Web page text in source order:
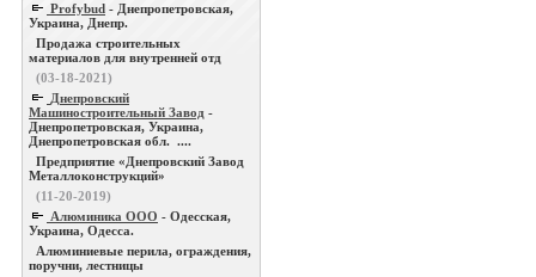
Profybud - Днепропетровская,
Украина, Днепр.
Продажа строительных
материалов для внутренней отд
(03-18-2021)
Днепровский
Машиностроительный Завод -
Днепропетровская, Украина,
Днепропетровская обл. ....
Предприятие «Днепровский Завод
Металлоконструкций»
(11-20-2019)
Алюминика ООО - Одесская,
Украина, Одесса.
Алюминиевые перила, ограждения,
поручни, лестницы